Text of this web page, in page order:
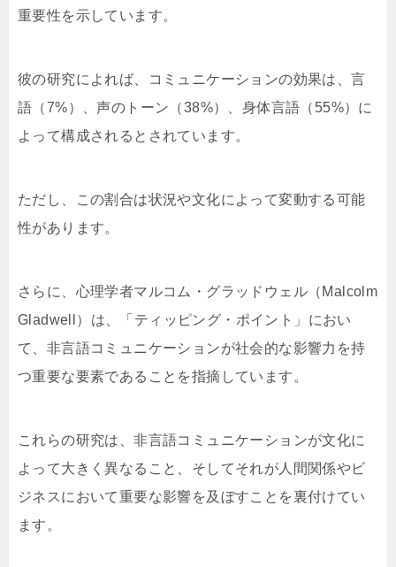
重要性を示しています。
彼の研究によれば、コミュニケーションの効果は、言
語（7%）、声のトーン（38%）、身体言語（55%）に
よって構成されるとされています。
ただし、この割合は状況や文化によって変動する可能
性があります。
さらに、心理学者マルコム・グラッドウェル（Malcolm
Gladwell）は、「ティッピング・ポイント」におい
て、非言語コミュニケーションが社会的な影響力を持
つ重要な要素であることを指摘しています。
これらの研究は、非言語コミュニケーションが文化に
よって大きく異なること、そしてそれが人間関係やビ
ジネスにおいて重要な影響を及ぼすことを裏付けてい
ます。